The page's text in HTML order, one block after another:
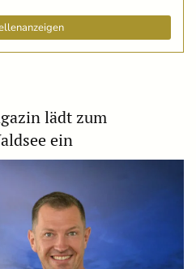
lädt zum
ein